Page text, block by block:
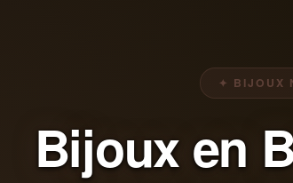
✦ BIJOUX
Bijoux en